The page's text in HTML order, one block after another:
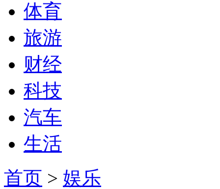
体育
旅游
财经
科技
汽车
生活
首页 > 娱乐